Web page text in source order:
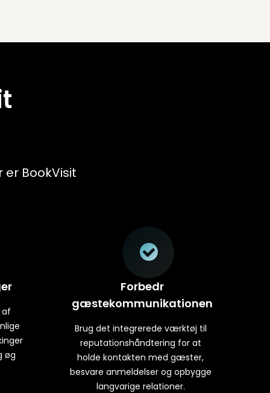
BookVisit
øg
Forbedr
gæstekommunikationen
Brug det integrerede værktøj til
reputationshåndtering for at
holde kontakten med gæster,
besvare anmeldelser og opbygge
langvarige relationer.